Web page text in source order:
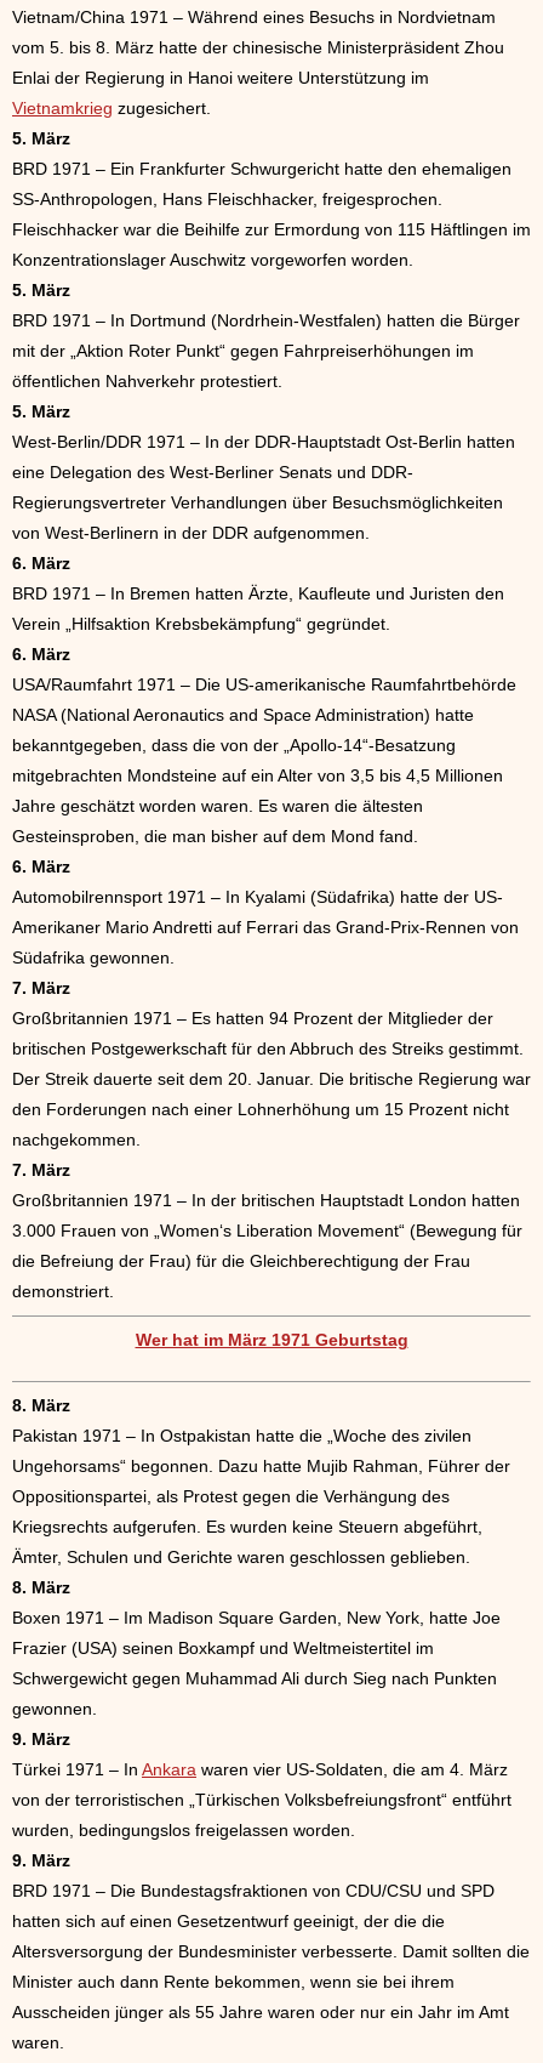
Vietnam/China 1971 – Während eines Besuchs in Nordvietnam
vom 5. bis 8. März hatte der chinesische Ministerpräsident Zhou
Enlai der Regierung in Hanoi weitere Unterstützung im
Vietnamkrieg zugesichert.
5. März
BRD 1971 – Ein Frankfurter Schwurgericht hatte den ehemaligen
SS-Anthropologen, Hans Fleischhacker, freigesprochen.
Fleischhacker war die Beihilfe zur Ermordung von 115 Häftlingen im
Konzentrationslager Auschwitz vorgeworfen worden.
5. März
BRD 1971 – In Dortmund (Nordrhein-Westfalen) hatten die Bürger
mit der „Aktion Roter Punkt“ gegen Fahrpreiserhöhungen im
öffentlichen Nahverkehr protestiert.
5. März
West-Berlin/DDR 1971 – In der DDR-Hauptstadt Ost-Berlin hatten
eine Delegation des West-Berliner Senats und DDR-
Regierungsvertreter Verhandlungen über Besuchsmöglichkeiten
von West-Berlinern in der DDR aufgenommen.
6. März
BRD 1971 – In Bremen hatten Ärzte, Kaufleute und Juristen den
Verein „Hilfsaktion Krebsbekämpfung“ gegründet.
6. März
USA/Raumfahrt 1971 – Die US-amerikanische Raumfahrtbehörde
NASA (National Aeronautics and Space Administration) hatte
bekanntgegeben, dass die von der „Apollo-14“-Besatzung
mitgebrachten Mondsteine auf ein Alter von 3,5 bis 4,5 Millionen
Jahre geschätzt worden waren. Es waren die ältesten
Gesteinsproben, die man bisher auf dem Mond fand.
6. März
Automobilrennsport 1971 – In Kyalami (Südafrika) hatte der US-
Amerikaner Mario Andretti auf Ferrari das Grand-Prix-Rennen von
Südafrika gewonnen.
7. März
Großbritannien 1971 – Es hatten 94 Prozent der Mitglieder der
britischen Postgewerkschaft für den Abbruch des Streiks gestimmt.
Der Streik dauerte seit dem 20. Januar. Die britische Regierung war
den Forderungen nach einer Lohnerhöhung um 15 Prozent nicht
nachgekommen.
7. März
Großbritannien 1971 – In der britischen Hauptstadt London hatten
3.000 Frauen von „Women‘s Liberation Movement“ (Bewegung für
die Befreiung der Frau) für die Gleichberechtigung der Frau
demonstriert.
Wer hat im März 1971 Geburtstag
8. März
Pakistan 1971 – In Ostpakistan hatte die „Woche des zivilen
Ungehorsams“ begonnen. Dazu hatte Mujib Rahman, Führer der
Oppositionspartei, als Protest gegen die Verhängung des
Kriegsrechts aufgerufen. Es wurden keine Steuern abgeführt,
Ämter, Schulen und Gerichte waren geschlossen geblieben.
8. März
Boxen 1971 – Im Madison Square Garden, New York, hatte Joe
Frazier (USA) seinen Boxkampf und Weltmeistertitel im
Schwergewicht gegen Muhammad Ali durch Sieg nach Punkten
gewonnen.
9. März
Türkei 1971 – In Ankara waren vier US-Soldaten, die am 4. März
von der terroristischen „Türkischen Volksbefreiungsfront“ entführt
wurden, bedingungslos freigelassen worden.
9. März
BRD 1971 – Die Bundestagsfraktionen von CDU/CSU und SPD
hatten sich auf einen Gesetzentwurf geeinigt, der die die
Altersversorgung der Bundesminister verbesserte. Damit sollten die
Minister auch dann Rente bekommen, wenn sie bei ihrem
Ausscheiden jünger als 55 Jahre waren oder nur ein Jahr im Amt
waren.